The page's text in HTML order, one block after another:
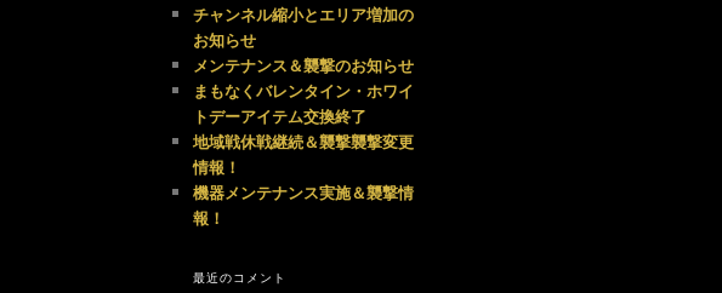
チャンネル縮小とエリア増加の
お知らせ
メンテナンス＆襲撃のお知らせ
まもなくバレンタイン・ホワイ
トデーアイテム交換終了
地域戦休戦継続＆襲撃襲撃変更
情報！
機器メンテナンス実施＆襲撃情
報！
最近のコメント